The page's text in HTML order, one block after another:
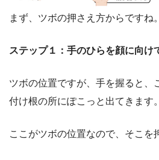
まず、ツボの押さえ方からですね。
ステップ１：手のひらを顔に向け
ツボの位置ですが、手を握ると、
付け根の所にぽこっと出てきます。
ここがツボの位置なので、そこを